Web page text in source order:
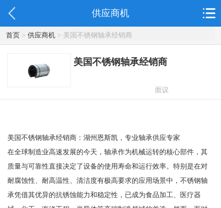
供应商机
首页> 供应商机> 美国不锈钢轴承经销商
美国不锈钢轴承经销商
面议
美国不锈钢轴承经销商：湖州恩斯凯，专业轴承供应专家
在全球制造业高速发展的今天，轴承作为机械运转的核心部件，其
质量与可靠性直接决定了设备的使用寿命和运行效率。特别是在对
耐腐蚀性、耐高温性、清洁度有极高要求的应用场景中，不锈钢轴
承凭借其优异的抗锈蚀能力和稳定性，已成为食品加工、医疗器